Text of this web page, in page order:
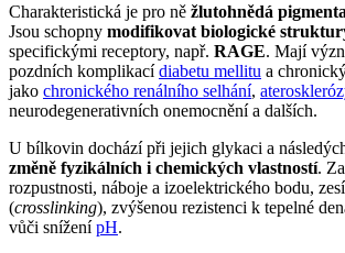
Charakteristická je pro ně žlutohnědá
Jsou schopny modifikovat biologické
specifickými receptory, např. RAGE. Mají
pozdních komplikacídiabetu mellitu a
jako chronického renálního selhání,
neurodegenerativních onemocnění a dalších.
U bílkovin dochází při jejich glykaci a
změně fyzikálních i chemických vlastností.
rozpustnosti, náboje a izoelektrického bodu,
(crosslinking), zvýšenou rezistenci k tepelné
vůči sníženípH.